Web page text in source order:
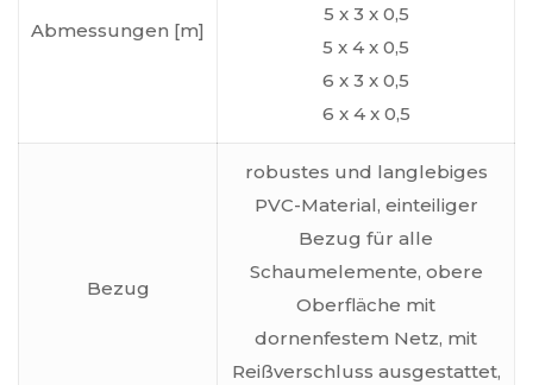
Abmessungen [m]
5 x 3 x 0,5
5 x 4 x 0,5
6 x 3 x 0,5
6 x 4 x 0,5
Bezug
robustes und langlebiges
PVC-Material, einteiliger
Bezug für alle
Schaumelemente, obere
Oberfläche mit
dornenfestem Netz, mit
Reißverschluss ausgestattet,